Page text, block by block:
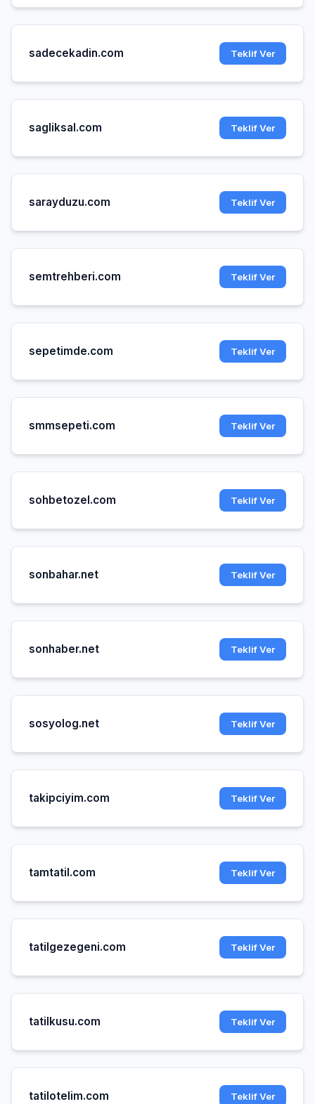
sadecekadin.com Teklif Ver
sagliksal.com Teklif Ver
sarayduzu.com Teklif Ver
semtrehberi.com Teklif Ver
sepetimde.com Teklif Ver
smmsepeti.com Teklif Ver
sohbetozel.com Teklif Ver
sonbahar.net Teklif Ver
sonhaber.net Teklif Ver
sosyolog.net Teklif Ver
takipciyim.com Teklif Ver
tamtatil.com Teklif Ver
tatilgezegeni.com Teklif Ver
tatilkusu.com Teklif Ver
tatilotelim.com Teklif Ver